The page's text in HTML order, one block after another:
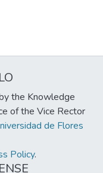
the Knowledge
of the Vice Rector
de Flores
Policy.